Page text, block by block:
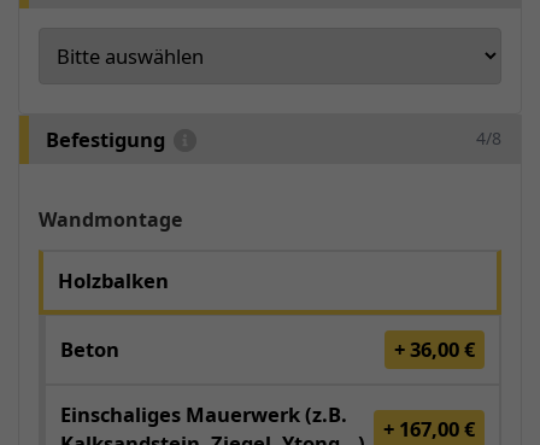
Befestigung 4/8
Wandmontage
Holzbalken
Beton + 36,00 €
Einschaliges Mauerwerk (z.B.
+ 167,00 €